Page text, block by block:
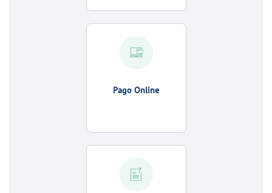
Pago Online